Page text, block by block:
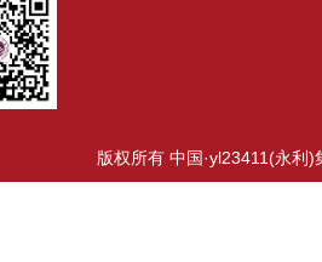
版权所有 中国·yl23411(永